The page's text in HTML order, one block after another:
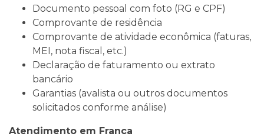
Documento pessoal com foto (RG e CPF)
Comprovante de residência
Comprovante de atividade econômica (faturas,
MEI, nota fiscal, etc.)
Declaração de faturamento ou extrato
bancário
Garantias (avalista ou outros documentos
solicitados conforme análise)
Atendimento em Franca